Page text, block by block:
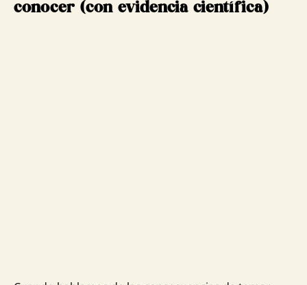
conocer (con evidencia científica)